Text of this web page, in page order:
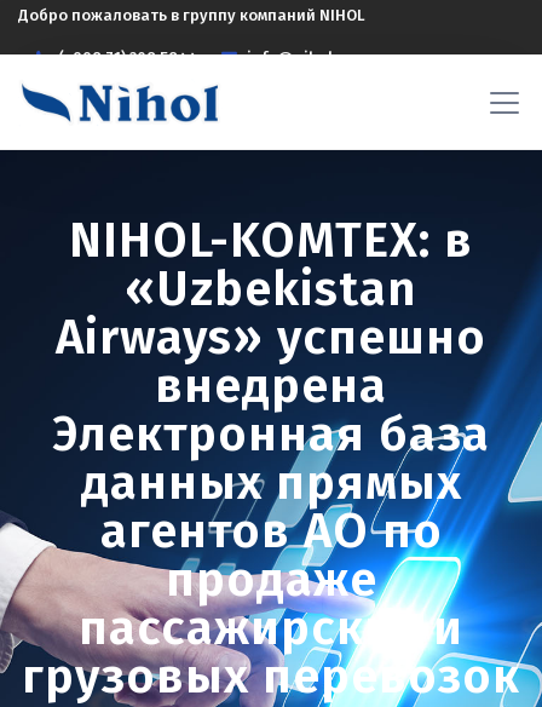
Добро пожаловать в группу компаний NIHOL
(+998 71) 208 5844 info@nihol.uz
NIHOL-KOMTEX: в
«Uzbekistan
Airways» успешно
внедрена
Электронная база
данных прямых
агентов АО по
продаже
пассажирских и
грузовых перевозок